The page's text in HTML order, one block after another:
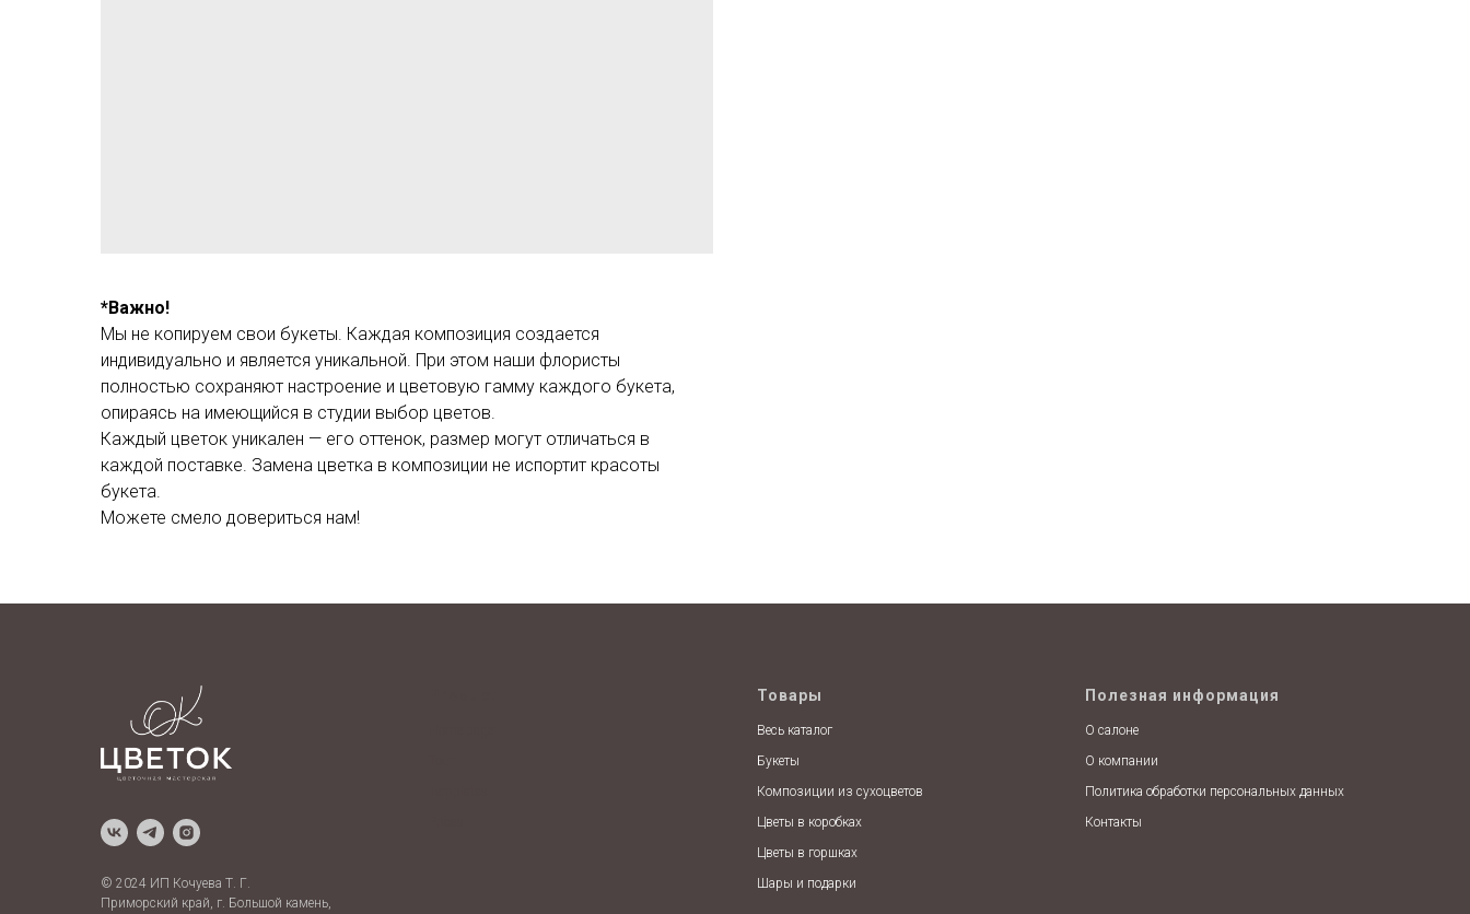
*Важно!
Мы не копируем свои букеты. Каждая композиция создается
индивидуально и является уникальной. При этом наши флористы
полностью сохраняют настроение и цветовую гамму каждого букета,
опираясь на имеющийся в студии выбор цветов.
Каждый цветок уникален — его оттенок, размер могут отличаться в
каждой поставке. Замена цветка в композиции не испортит красоты
букета.
Можете смело довериться нам!
© 2024 ИП Кочуева Т. Г.
Приморский край, г. Большой камень,
Товары
Весь каталог
Букеты
Композиции из сухоцветов
Цветы в коробках
Цветы в горшках
Шары и подарки
Полезная информация
О салоне
О компании
Политика обработки персональных данных
Контакты